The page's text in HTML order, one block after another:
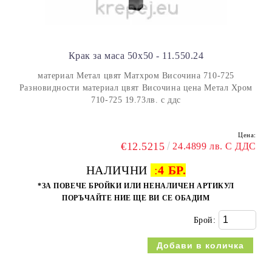
Крак за маса 50x50 - 11.550.24
материал Метал цвят Матхром Височина 710-725
Разновидности материал цвят Височина цена Метал Хром
710-725 19.73лв. с ддс
Цена:
€12.5215 24.4899 лв. С ДДС
НАЛИЧНИ :4 БР.
*ЗА ПОВЕЧЕ БРОЙКИ ИЛИ НЕНАЛИЧЕН АРТИКУЛ
ПОРЪЧАЙТЕ НИЕ ЩЕ ВИ СЕ ОБАДИМ
Брой: